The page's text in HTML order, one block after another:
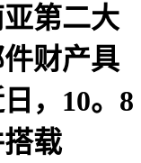
第二大
财产具
，10。8
载